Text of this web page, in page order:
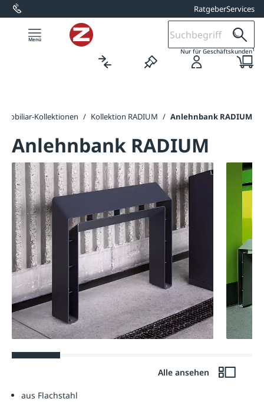
springen RatgeberServices
Nur für Geschäftskunden1
Kollektionen / Kollektion RADIUM / Anlehnbank RADIUM
Anlehnbank RADIUM
Alle ansehen
aus Flachstahl